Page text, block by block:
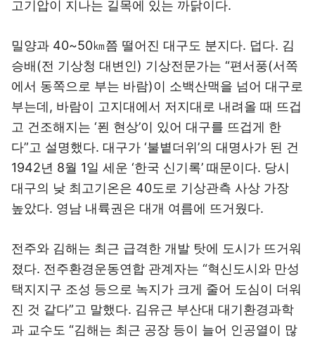
고기압이 지나는 길목에 있는 까닭이다.
밀양과 40~50㎞쯤 떨어진 대구도 분지다. 덥다. 김
승배(전 기상청 대변인) 기상전문가는 “편서풍(서쪽
에서 동쪽으로 부는 바람)이 소백산맥을 넘어 대구로
부는데, 바람이 고지대에서 저지대로 내려올 때 뜨겁
고 건조해지는 ‘푄 현상’이 있어 대구를 뜨겁게 한
다”고 설명했다. 대구가 ‘불볕더위’의 대명사가 된 건
1942년 8월 1일 세운 ‘한국 신기록’ 때문이다. 당시
대구의 낮 최고기온은 40도로 기상관측 사상 가장
높았다. 영남 내륙권은 대개 여름에 뜨거웠다.
전주와 김해는 최근 급격한 개발 탓에 도시가 뜨거워
졌다. 전주환경운동연합 관계자는 “혁신도시와 만성
택지지구 조성 등으로 녹지가 크게 줄어 도심이 더워
진 것 같다”고 말했다. 김유근 부산대 대기환경과학
과 교수도 “김해는 최근 공장 등이 늘어 인공열이 많